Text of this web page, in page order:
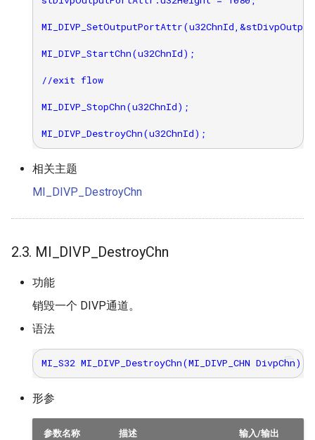
MI_DIVP_StartChn(u32ChnId);
//exit flow
MI_DIVP_StopChn(u32ChnId);
相关主题
MI_DIVP_DestroyChn
2.3. MI_DIVP_DestroyChn
功能
销毁一个 DIVP通道。
语法
形参
参数名称 描述 输入/输出